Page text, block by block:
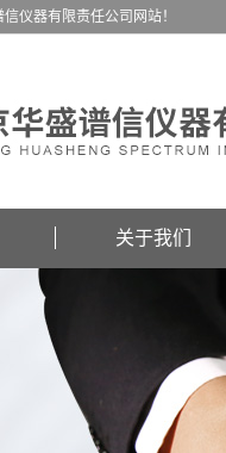
仪器有限责任公司网站！
关于我们